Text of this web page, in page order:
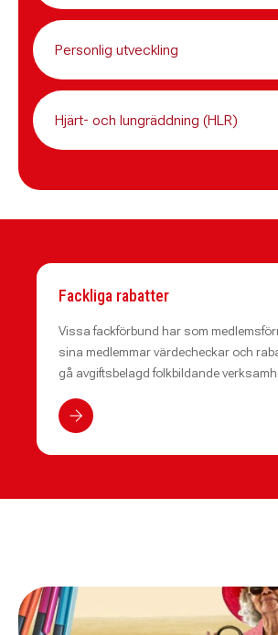
Personlig utveckling
Hjärt- och lungräddning (HLR)
Fackliga rabatter
Vissa fackförbund har som
sina medlemmar värdecheckar och
gå avgiftsbelagd folkbildande